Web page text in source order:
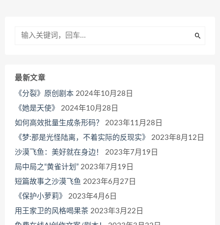
最新文章
《分裂》原创剧本 2024年10月28日
《她是天使》
2024年10月28日
如何高效批量生成条形码？
2023年11月28日
《梦:那是光怪陆离，不着实际的反现实》
2023年8月12日
沙漠飞鱼：美好就在身边！
2023年7月19日
局中局之“黄雀计划” 2023年7月19日
短篇故事之沙漠飞鱼 2023年6月27日
《保护小萝莉》
2023年4月6日
用王家卫的风格喝果茶 2023年3月22日